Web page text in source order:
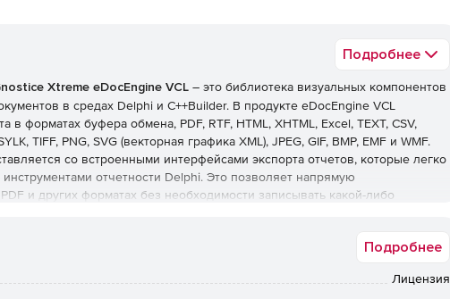
Подробнее
Xtreme eDocEngine VCL – это библиотека визуальных компонентов
в средах Delphi и C++Builder. В продукте eDocEngine VCL
в форматах буфера обмена, PDF, RTF, HTML, XHTML, Excel, TEXT, CSV,
TIFF, PNG, SVG (векторная графика XML), JPEG, GIF, BMP, EMF и WMF.
со встроенными интерфейсами экспорта отчетов, которые легко
отчетности Delphi. Это позволяет напрямую
и других форматах без необходимости записывать какой-либо
и формат буфера обмена.
Подробнее
Лицензия